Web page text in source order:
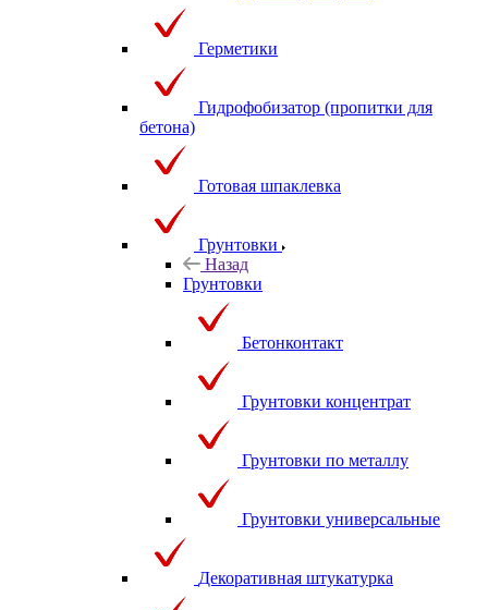
Герметики
Гидрофобизатор (пропитки для
бетона)
Готовая шпаклевка
Грунтовки
Назад
Грунтовки
Бетонконтакт
Грунтовки концентрат
Грунтовки по металлу
Грунтовки универсальные
Декоративная штукатурка